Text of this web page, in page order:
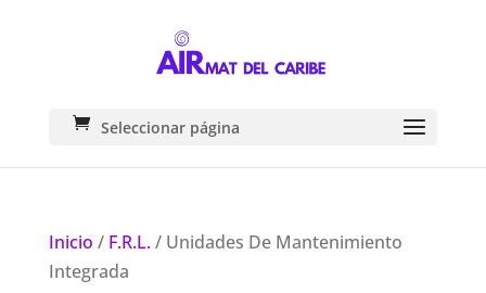
Seleccionar página
Inicio / F.R.L./ Unidades De Mantenimiento
Integrada